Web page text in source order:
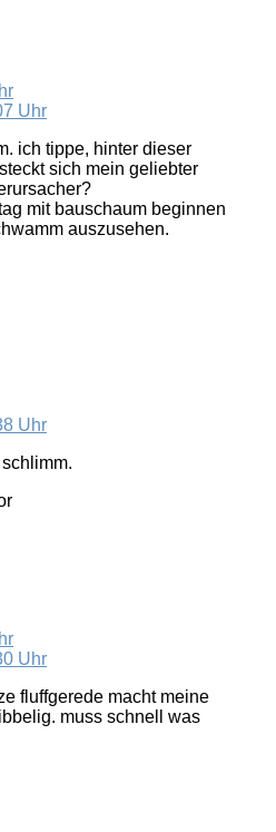
Uhr
ich tippe, hinter dieser
sich mein geliebter
mit bauschaum beginnen
auszusehen.
Uhr
Uhr
fluffgerede macht meine
muss schnell was